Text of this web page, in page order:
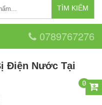
TÌM KIẾM
0
0789767276
Điện Nước Tại